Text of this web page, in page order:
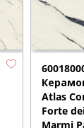
Atlas
Forte
Marmi